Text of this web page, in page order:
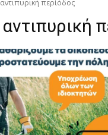
αντιπυρική περίόδος
αντιπυρική